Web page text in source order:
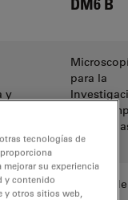
DM6 B
y
para la
en el
las
la vida
Ajustes
tecnologías de
su experiencia
y contenido
y otros sitios web,